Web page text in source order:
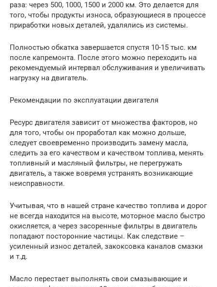
раза: через 500, 1000, 1500 и 2000 км. Это делается для
того, чтобы продукты износа, образующиеся в процессе
приработки новых деталей, удалялись из системы.
Полностью обкатка завершается спустя 10-15 тыс. км
после капремонта. После этого можно переходить на
рекомендуемый интервал обслуживания и увеличивать
нагрузку на двигатель.
Рекомендации по эксплуатации двигателя
Ресурс двигателя зависит от множества факторов, но
для того, чтобы он проработал как можно дольше,
следует своевременно производить замену масла,
следить за его качеством и качеством топлива, менять
топливный и масляный фильтры, не перегружать
двигатель, а также вовремя устранять возникающие
неисправности.
Учитывая, что в нашей стране качество топлива и дорог
не всегда находится на высоте, моторное масло быстро
окисляется, а через засоренные фильтры в двигатель
попадают посторонние частицы. Как следствие –
усиленный износ деталей, закоксовка каналов смазки
и т.д.
Масло перестает выполнять свои смазывающие и